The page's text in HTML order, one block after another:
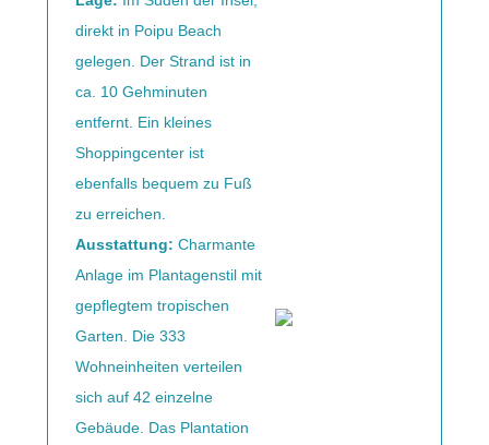
direkt in Poipu Beach
gelegen. Der Strand ist in
ca. 10 Gehminuten
entfernt. Ein kleines
Shoppingcenter ist
ebenfalls bequem zu Fuß
zu erreichen.
Ausstattung: Charmante
Anlage im Plantagenstil mit
gepflegtem tropischen
Garten. Die 333
Wohneinheiten verteilen
sich auf 42 einzelne
Gebäude. Das Plantation